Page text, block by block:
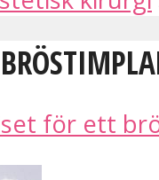
för ett